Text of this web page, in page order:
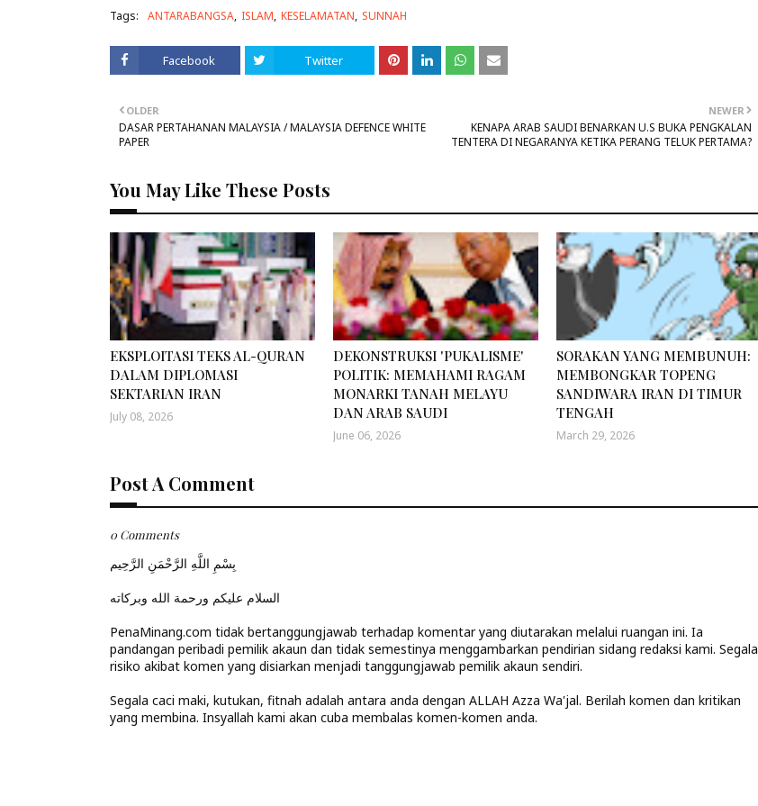
Tags: ANTARABANGSA ISLAM KESELAMATAN SUNNAH
Facebook Twitter
NEWER
KENAPA ARAB SAUDI BENARKAN U.S BUKA PENGKALAN
TENTERA DI NEGARANYA KETIKA PERANG TELUK PERTAMA?
OLDER
DASAR PERTAHANAN MALAYSIA / MALAYSIA DEFENCE WHITE
PAPER
You May Like These Posts
EKSPLOITASI TEKS AL-QURAN
DALAM DIPLOMASI
SEKTARIAN IRAN
July 08, 2026
DEKONSTRUKSI 'PUKALISME'
POLITIK: MEMAHAMI RAGAM
MONARKI TANAH MELAYU
DAN ARAB SAUDI
June 06, 2026
SORAKAN YANG MEMBUNUH:
MEMBONGKAR TOPENG
SANDIWARA IRAN DI TIMUR
TENGAH
March 29, 2026
Post A Comment
0 Comments
بِسْمِ اللَّهِ الرَّحْمَنِ الرَّحِيم
السلام عليكم ورحمة الله وبركاته
PenaMinang.com tidak bertanggungjawab terhadap komentar yang diutarakan melalui ruangan ini. Ia
pandangan peribadi pemilik akaun dan tidak semestinya menggambarkan pendirian sidang redaksi kami. Segala
risiko akibat komen yang disiarkan menjadi tanggungjawab pemilik akaun sendiri.
Segala caci maki, kutukan, fitnah adalah antara anda dengan ALLAH Azza Wa'jal. Berilah komen dan kritikan
yang membina. Insyallah kami akan cuba membalas komen-komen anda.